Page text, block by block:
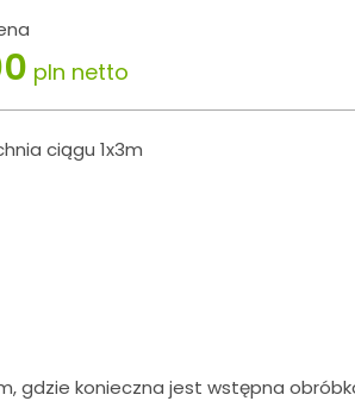
pln netto
ciągu 1x3m
gdzie konieczna jest wstępna